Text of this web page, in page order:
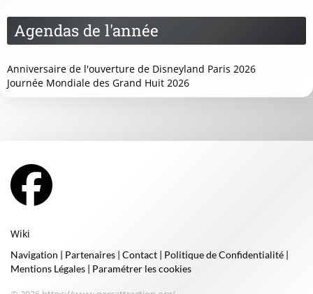
Agendas de l'année
Anniversaire de l'ouverture de Disneyland Paris 2026
Journée Mondiale des Grand Huit 2026
Wiki
Navigation | Partenaires | Contact | Politique de Confidentialité |
Mentions Légales | Paramétrer les cookies